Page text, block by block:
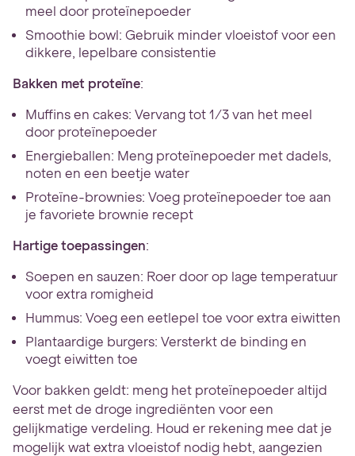
meel door proteïnepoeder
Smoothie bowl: Gebruik minder vloeistof voor een
dikkere, lepelbare consistentie
Bakken met proteïne:
Muffins en cakes: Vervang tot 1/3 van het meel
door proteïnepoeder
Energieballen: Meng proteïnepoeder met dadels,
noten en een beetje water
Proteïne-brownies: Voeg proteïnepoeder toe aan
je favoriete brownie recept
Hartige toepassingen:
Soepen en sauzen: Roer door op lage temperatuur
voor extra romigheid
Hummus: Voeg een eetlepel toe voor extra eiwitten
Plantaardige burgers: Versterkt de binding en
voegt eiwitten toe
Voor bakken geldt: meng het proteïnepoeder altijd
eerst met de droge ingrediënten voor een
gelijkmatige verdeling. Houd er rekening mee dat je
mogelijk wat extra vloeistof nodig hebt, aangezien